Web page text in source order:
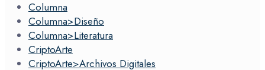
Columna
Columna>Diseño
Columna>Literatura
CriptoArte
CriptoArte>Archivos Digitales